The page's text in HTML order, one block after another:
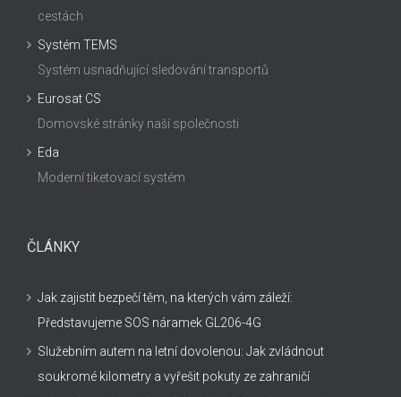
cestách
Systém TEMS
Systém usnadňující sledování transportů
Eurosat CS
Domovské stránky naší společnosti
Eda
Moderní tiketovací systém
ČLÁNKY
Jak zajistit bezpečí těm, na kterých vám záleží:
Představujeme SOS náramek GL206-4G
Služebním autem na letní dovolenou: Jak zvládnout
soukromé kilometry a vyřešit pokuty ze zahraničí